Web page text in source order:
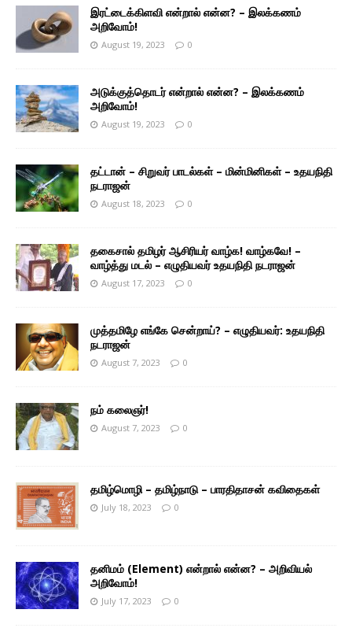
இரட்டைக்கிளவி என்றால் என்ன? – இலக்கணம்
அறிவோம்!
August 19, 2023 0
அடுக்குத்தொடர் என்றால் என்ன? – இலக்கணம்
அறிவோம்!
August 19, 2023 0
தட்டான் – சிறுவர் பாடல்கள் – மின்மினிகள் – உதயநிதி
நடராஜன்
August 18, 2023 0
தகைசால் தமிழர் ஆசிரியர் வாழ்க! வாழ்கவே! –
வாழ்த்து மடல் – எழுதியவர் உதயநிதி நடராஜன்
August 17, 2023 0
முத்தமிழே எங்கே சென்றாய்? – எழுதியவர்: உதயநிதி
நடராஜன்
August 7, 2023 0
நம் கலைஞர்!
August 7, 2023 0
தமிழ்மொழி – தமிழ்நாடு – பாரதிதாசன் கவிதைகள்
July 18, 2023 0
தனிமம் (Element) என்றால் என்ன? – அறிவியல்
அறிவோம்!
July 17, 2023 0